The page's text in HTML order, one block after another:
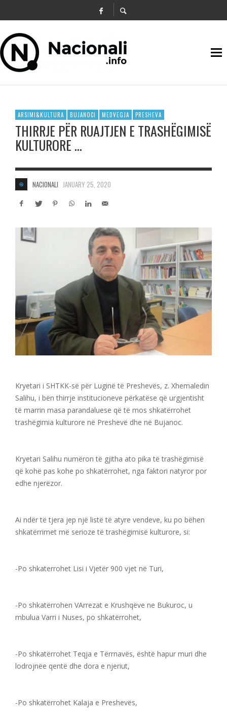
ARSIMI&KULTURA BUJANOCI MEDVEGJA PRESHEVA
THIRRJE PËR RUAJTJEN E TRASHËGIMISË
KULTURORE …
NACIONALI JANUARY 25, 2020
Kryetari i SHTKK-së për Luginë të Preshevës, z. Xhemaledin
Salihu, i bën thirrje institucioneve përkatëse që urgjentisht
të marrin masa parandaluese që të mos shkatërrohet
trashëgimia kulturore në Preshevë dhe në Bujanoc.
Kryetari Salihu numëron të gjitha ato pika të trashëgimisë
që kohë pas kohe po shkatërrohet, nga faktori natyror por
edhe njerëzor.
Ai ndër të tjera jep një listë të atyre vendeve, ku po bëhen
shkatërrimet më serioze të trashëgimisë kulturore, si:
-Po shkaterrohet Lisi i Vjetër 900 vjet në Turi,
-Po shkatërrohen VArrezat e Krushqëve ne Bukuroc, u
mbulua Varri i Nuses, po shkatërrohet,
-Po shkatërrohet Teqja e Tërrnavës, është hapur muri dhe
lodrojnëe qentë dhe dora e njeriut,
-Po shkatërrohet Kalaja e Preshevës,